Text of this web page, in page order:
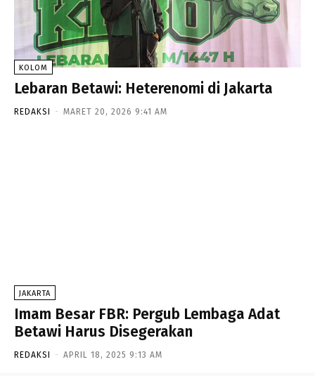
KOLOM
Lebaran Betawi: Heterenomi di Jakarta
REDAKSI - MARET 20, 2026 9:41 AM
JAKARTA
Imam Besar FBR: Pergub Lembaga Adat
Betawi Harus Disegerakan
REDAKSI - APRIL 18, 2025 9:13 AM